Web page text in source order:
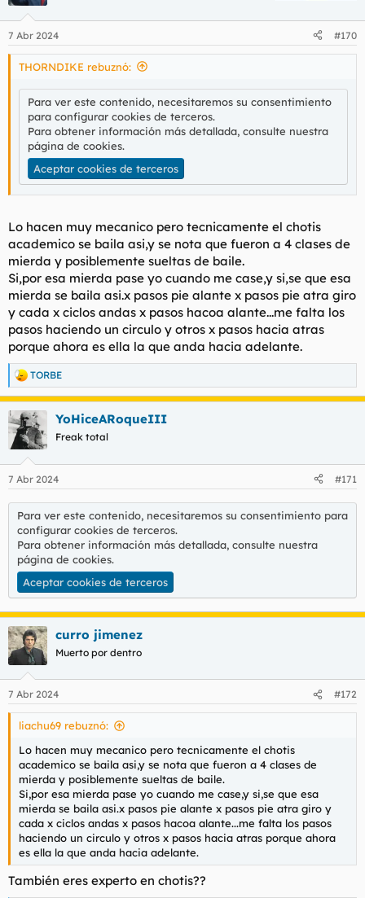
e
s
7 Abr 2024 #170
THORNDIKE rebuznó:
Para ver este contenido, necesitaremos su consentimiento
para configurar cookies de terceros.
Para obtener información más detallada, consulte nuestra
página de cookies.
Aceptar cookies de terceros
Lo hacen muy mecanico pero tecnicamente el chotis
academico se baila asi,y se nota que fueron a 4 clases de
mierda y posiblemente sueltas de baile.
Si,por esa mierda pase yo cuando me case,y si,se que esa
mierda se baila asi.x pasos pie alante x pasos pie atra giro
y cada x ciclos andas x pasos hacoa alante...me falta los
pasos haciendo un circulo y otros x pasos hacia atras
porque ahora es ella la que anda hacia adelante.
R
e
a
c
c
e
TORBE
YoHiceARoqueIII
Freak total
7 Abr 2024 #171
Para ver este contenido, necesitaremos su consentimiento para
configurar cookies de terceros.
Para obtener información más detallada, consulte nuestra
página de cookies.
Aceptar cookies de terceros
curro jimenez
Muerto por dentro
7 Abr 2024 #172
liachu69 rebuznó:
Lo hacen muy mecanico pero tecnicamente el chotis
academico se baila asi,y se nota que fueron a 4 clases de
mierda y posiblemente sueltas de baile.
Si,por esa mierda pase yo cuando me case,y si,se que esa
mierda se baila asi.x pasos pie alante x pasos pie atra giro y
cada x ciclos andas x pasos hacoa alante...me falta los pasos
haciendo un circulo y otros x pasos hacia atras porque ahora
es ella la que anda hacia adelante.
También eres experto en chotis??